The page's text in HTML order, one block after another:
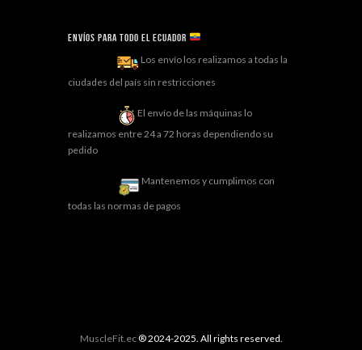
Envíos para todo el ECUADOR
Los envío los realizamos a todas la
ciudades del país sin restricciones
El envío de las máquinas lo
realizamos entre 24 a 72 horas dependiendo su
pedido
Mantenemos y cumplimos con
todas las normas de pagos
MuscleFit.ec® 2024-2025. All rights reserved.